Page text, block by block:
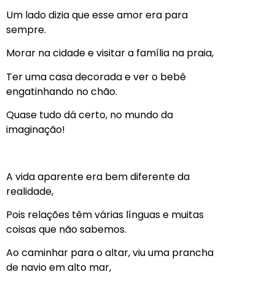
Um lado dizia que esse amor era para
sempre.
Morar na cidade e visitar a família na praia,
Ter uma casa decorada e ver o bebê
engatinhando no chão.
Quase tudo dá certo, no mundo da
imaginação!
A vida aparente era bem diferente da
realidade,
Pois relações têm várias línguas e muitas
coisas que não sabemos.
Ao caminhar para o altar, viu uma prancha
de navio em alto mar,